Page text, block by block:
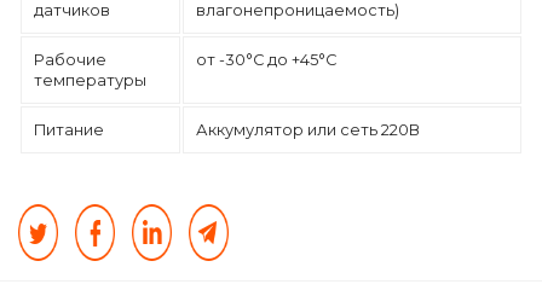
датчиков
влагонепроницаемость)
Рабочие
температуры
от -30°C до +45°C
Питание Аккумулятор или сеть 220В